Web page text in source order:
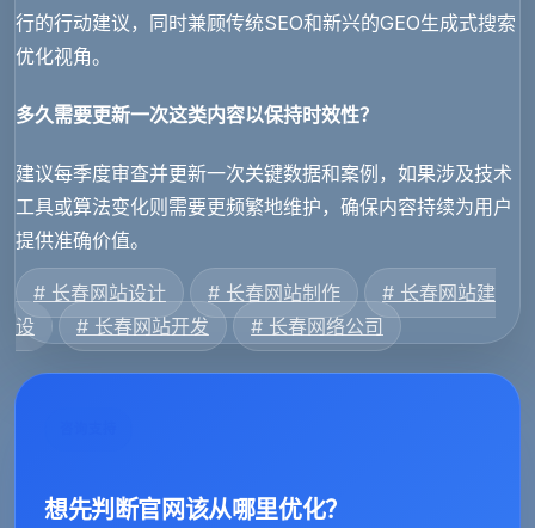
行的行动建议，同时兼顾传统SEO和新兴的GEO生成式搜索
优化视角。
多久需要更新一次这类内容以保持时效性？
建议每季度审查并更新一次关键数据和案例，如果涉及技术
工具或算法变化则需要更频繁地维护，确保内容持续为用户
提供准确价值。
# 长春网站设计 # 长春网站制作
# 长春网站建
设
# 长春网站开发 # 长春网络公司
想先判断官网该从哪里优化？